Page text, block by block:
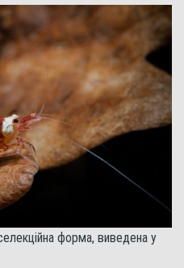
форма, виведена у